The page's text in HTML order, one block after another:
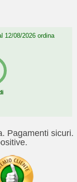
12/08/2026 ordina
Pagamenti sicuri.